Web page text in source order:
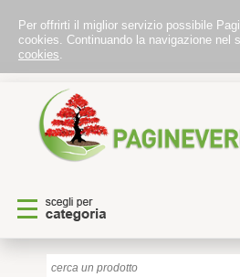
Per offrirti il miglior servizio possibile
cookies. Continuando la navigazione nel
cookies.